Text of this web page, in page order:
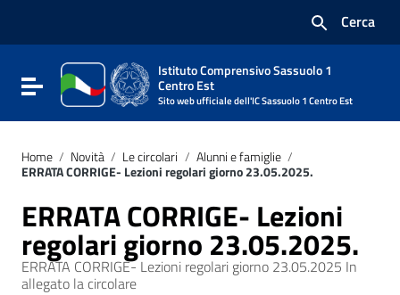
Vai al footer
Cerca
Attiva / disattiva la navigazione
Istituto Comprensivo Sassuolo 1
Centro Est
Sito web ufficiale dell'IC Sassuolo 1 Centro Est
Home / Novità / Le circolari / Alunni e famiglie /
ERRATA CORRIGE- Lezioni regolari giorno 23.05.2025.
ERRATA CORRIGE- Lezioni
regolari giorno 23.05.2025.
ERRATA CORRIGE- Lezioni regolari giorno 23.05.2025 In
allegato la circolare